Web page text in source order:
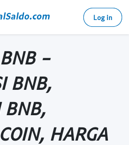
Log in
-
BNB,
BNB,
HARGA